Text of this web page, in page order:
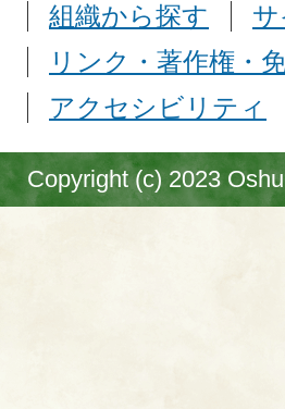
組織から探す
リンク・著作権・
アクセシビリティ
Copyright (c) 2023